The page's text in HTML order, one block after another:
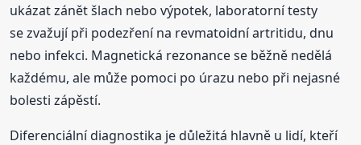
ukázat zánět šlach nebo výpotek, laboratorní testy
se zvažují při podezření na revmatoidní artritidu, dnu
nebo infekci. Magnetická rezonance se běžně nedělá
každému, ale může pomoci po úrazu nebo při nejasné
bolesti zápěstí.
Diferenciální diagnostika je důležitá hlavně u lidí, kteří